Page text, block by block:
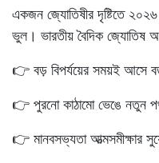
একজন জ্যোতিষীর দৃষ্টিতে ২০২৬
ভুল। ভারতীয় বৈদিক জ্যোতিষ
👉 বড় বিপর্যয়ের সময়ই আসে
👉 পুরনো কাঠামো ভেঙে নতুন
👉 মানবসভ্যতা আত্মসমীক্ষার